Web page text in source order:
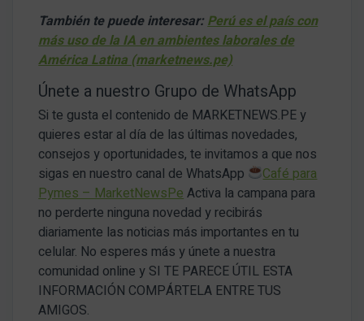
También te puede interesar: Perú es el país con
más uso de la IA en ambientes laborales de
América Latina (marketnews.pe)
Únete a nuestro Grupo de WhatsApp
Si te gusta el contenido de MARKETNEWS.PE y
quieres estar al día de las últimas novedades,
consejos y oportunidades, te invitamos a que nos
sigas en nuestro canal de WhatsApp
Café para
Pymes – MarketNewsPe Activa la campana para
no perderte ninguna novedad y recibirás
diariamente las noticias más importantes en tu
celular. No esperes más y únete a nuestra
comunidad online y SI TE PARECE ÚTIL ESTA
INFORMACIÓN COMPÁRTELA ENTRE TUS
AMIGOS.